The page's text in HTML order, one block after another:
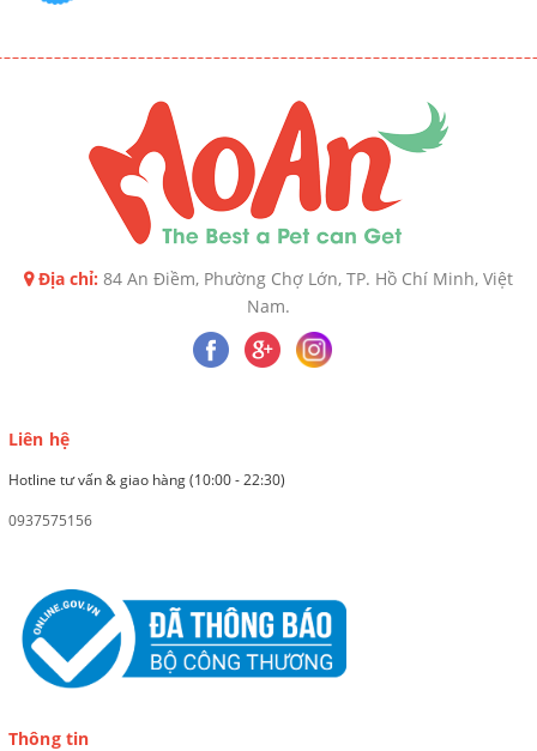
Địa chỉ: 84 An Điềm, Phường Chợ Lớn, TP. Hồ Chí Minh, Việt
Nam.
Liên hệ
Hotline tư vấn & giao hàng (10:00 - 22:30)
0937575156
Thông tin